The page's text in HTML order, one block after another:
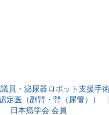
員・泌尿器ロボット支援手
定医（副腎・腎（尿管））
日本癌学会 会員